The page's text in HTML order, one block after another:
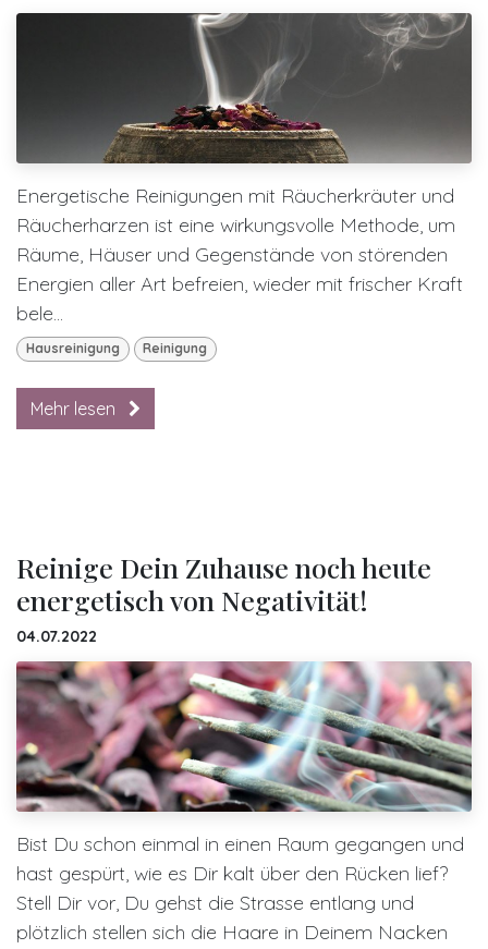
Energetische Reinigungen mit Räucherkräuter und
Räucherharzen ist eine wirkungsvolle Methode, um
Räume, Häuser und Gegenstände von störenden
Energien aller Art befreien, wieder mit frischer Kraft
bele...
Hausreinigung Reinigung
Mehr lesen
Reinige Dein Zuhause noch heute
energetisch von Negativität!
04.07.2022
Bist Du schon einmal in einen Raum gegangen und
hast gespürt, wie es Dir kalt über den Rücken lief?
Stell Dir vor, Du gehst die Strasse entlang und
plötzlich stellen sich die Haare in Deinem Nacken